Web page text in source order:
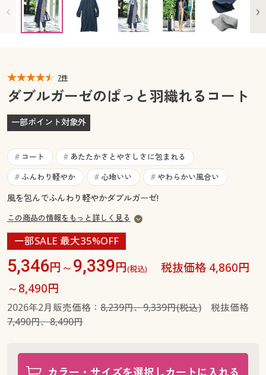
カタログ無料プレゼント
マイページ
閲覧履歴
お気に入り
サポート
よくある質問とお問い合わせ
会員メニュー
閲覧履歴
ご利用ガイド
よくある質問とお問い合わせ
7件
ダブルガーゼのぱっと羽織れるコート
一部ポイント対象外
# コート # あたたかさとやさしさに包まれる
# ふんわり軽やか # 心地いい # やわらかい風合い
風を包んでふんわり軽やかダブルガーゼ!
この商品の情報をもっと詳しく見る
一部SALE 最大35%OFF
5,346円～9,339円(税込)
税抜価格 4,860円
～8,490円
2026年2月販売価格： 8,239円、9,339円(税込)税抜価格
7,490円、8,490円